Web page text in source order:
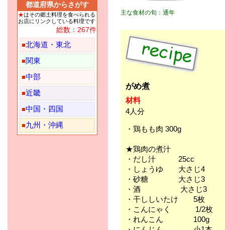
都道府県からさがす
★はその郷土料理を食べられる
お店にリンクしている料理です
総数：267件
■北海道・東北
■関東
■中部
■近畿
■中国・四国
■九州・沖縄
主な食材の旬：通年
がめ煮
材料
4人分
・鶏もも肉 300g
★鶏肉の煮汁
・だし汁 25cc
・しょうゆ 大さじ4
・砂糖 大さじ3
・酒 大さじ3
・干ししいたけ 5枚
・こんにゃく 1/2枚
・れんこん 100g